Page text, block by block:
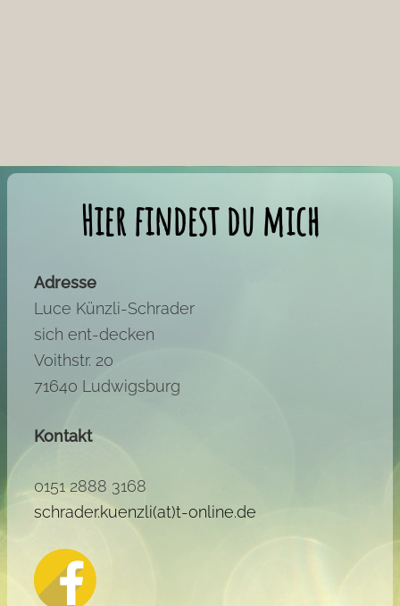
Hier findest du mich
Adresse
Luce Künzli-Schrader
sich ent-decken
Voithstr. 20
71640 Ludwigsburg
Kontakt
0151 2888 3168
schrader.kuenzli(at)t-online.de